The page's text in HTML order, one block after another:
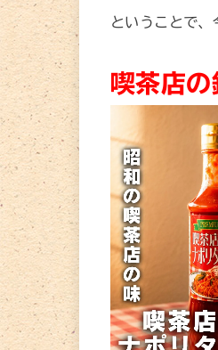
ということで、
喫茶店